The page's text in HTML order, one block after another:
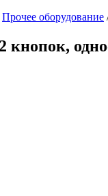
Прочее оборудование
кнопок,